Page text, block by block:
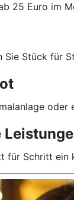
25 Euro im
Stück für
für Schritt ein